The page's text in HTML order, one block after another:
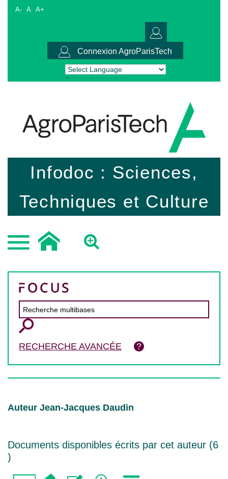
A- A A+
Connexion AgroParisTech
Powered by Translate
Infodoc : Sciences,
Techniques et Culture
RECHERCHE AVANCÉE
Auteur Jean-Jacques Daudin
Documents disponibles écrits par cet auteur (6
)